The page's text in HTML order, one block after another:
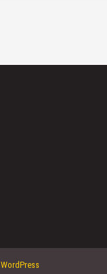
WordPress